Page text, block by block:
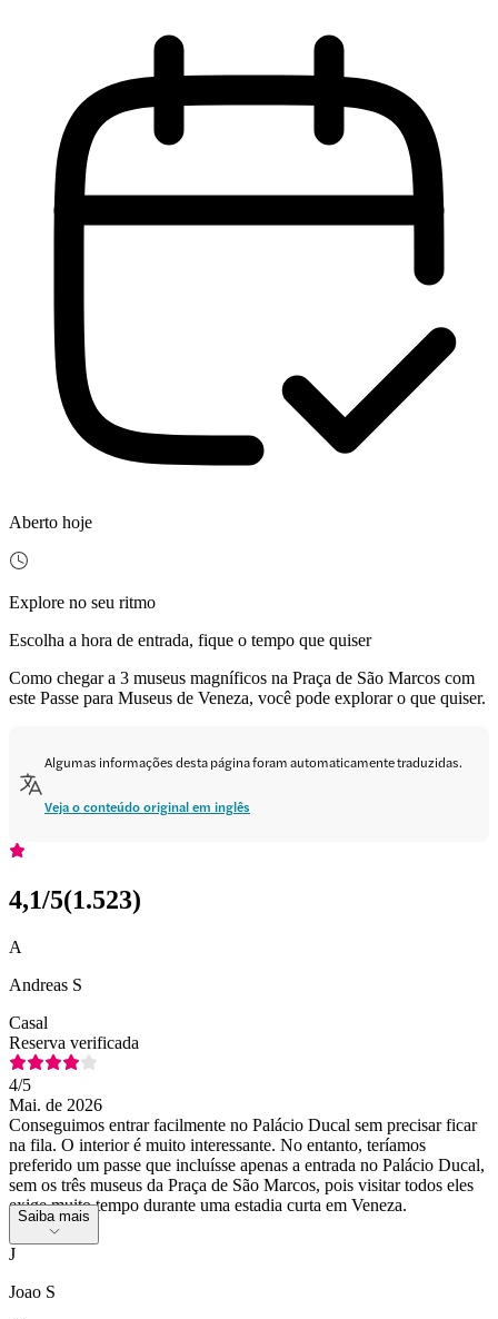
Aberto hoje
Explore no seu ritmo
Escolha a hora de entrada, fique o tempo que quiser
Como chegar a 3 museus magníficos na Praça de São Marcos com
este Passe para Museus de Veneza, você pode explorar o que quiser.
Algumas informações desta página foram automaticamente traduzidas.
Veja o conteúdo original em inglês
4,1/5(1.523)
A
Andreas S
Casal
Reserva verificada
4/5
Mai. de 2026
Conseguimos entrar facilmente no Palácio Ducal sem precisar ficar
na fila. O interior é muito interessante. No entanto, teríamos
preferido um passe que incluísse apenas a entrada no Palácio Ducal,
sem os três museus da Praça de São Marcos, pois visitar todos eles
exige muito tempo durante uma estadia curta em Veneza.
Saiba mais
J
Joao S